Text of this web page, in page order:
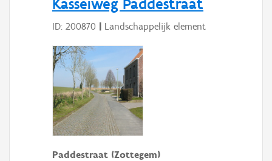
Kasseiweg Paddestraat
ID: 200870 | Landschappelijk element
Paddestraat (Zottegem)